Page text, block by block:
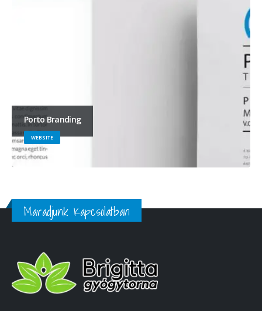
Porto Branding
WEBSITE
Maradjunk Kapcsolatban